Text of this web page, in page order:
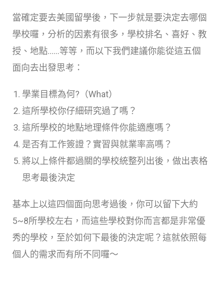
當確定要去美國留學後，下一步就是要決定去哪個
學校囉，分析的因素有很多，學校排名、喜好、教
授、地點……等等，而以下我們建議你能從這五個
面向去出發思考：
學業目標為何?（What）
這所學校你仔細研究過了嗎？
這所學校的地點地理條件你能適應嗎？
是否有工作簽證？實習與就業率高嗎？
將以上條件都過關的學校統整列出後，做出表格
思考最後決定
基本上以這四個面向思考過後，你可以留下大約
5~8所學校左右，而這些學校對你而言都是非常優
秀的學校，至於如何下最後的決定呢？這就依照每
個人的需求而有所不同囉～